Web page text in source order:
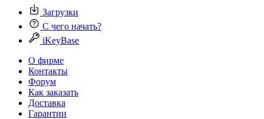
Загрузки
С чего начать?
iKeyBase
О фирме
Контакты
Форум
Как заказать
Доставка
Гарантии